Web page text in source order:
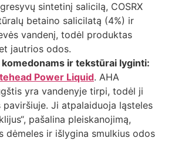
sintetinį salicilą, COSRX
betaino salicilatą (4%) ir
vandenį, todėl produktas
jautrios odos.
ir tekstūrai lyginti:
Power Liquid. AHA
yra vandenyje tirpi, todėl ji
Ji atpalaiduoja ląsteles
pašalina pleiskanojimą,
dėmeles ir išlygina smulkius odos